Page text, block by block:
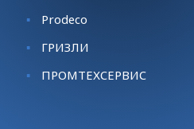
Prodeco
ГРИЗЛИ
ПРОМТЕХСЕРВИС